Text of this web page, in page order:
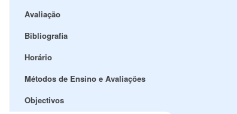
Avaliação
Bibliografia
Horário
Métodos de Ensino e Avaliações
Objectivos